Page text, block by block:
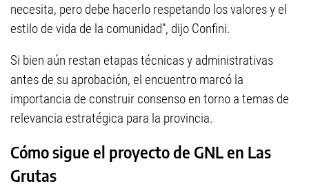
necesita, pero debe hacerlo respetando los valores y el
estilo de vida de la comunidad”, dijo Confini.
Si bien aún restan etapas técnicas y administrativas
antes de su aprobación, el encuentro marcó la
importancia de construir consenso en torno a temas de
relevancia estratégica para la provincia.
Cómo sigue el proyecto de GNL en Las
Grutas